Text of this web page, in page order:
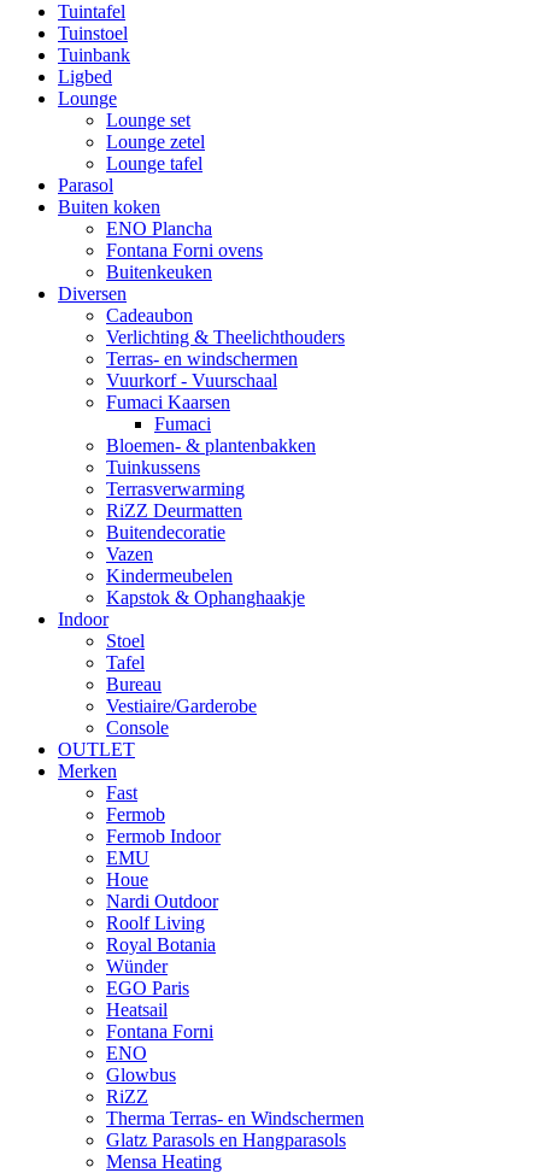
Tuintafel
Tuinstoel
Tuinbank
Ligbed
Lounge
Lounge set
Lounge zetel
Lounge tafel
Parasol
Buiten koken
ENO Plancha
Fontana Forni ovens
Buitenkeuken
Diversen
Cadeaubon
Verlichting & Theelichthouders
Terras- en windschermen
Vuurkorf - Vuurschaal
Fumaci Kaarsen
Fumaci
Bloemen- & plantenbakken
Tuinkussens
Terrasverwarming
RiZZ Deurmatten
Buitendecoratie
Vazen
Kindermeubelen
Kapstok & Ophanghaakje
Indoor
Stoel
Tafel
Bureau
Vestiaire/Garderobe
Console
OUTLET
Merken
Fast
Fermob
Fermob Indoor
EMU
Houe
Nardi Outdoor
Roolf Living
Royal Botania
Wünder
EGO Paris
Heatsail
Fontana Forni
ENO
Glowbus
RiZZ
Therma Terras- en Windschermen
Glatz Parasols en Hangparasols
Mensa Heating